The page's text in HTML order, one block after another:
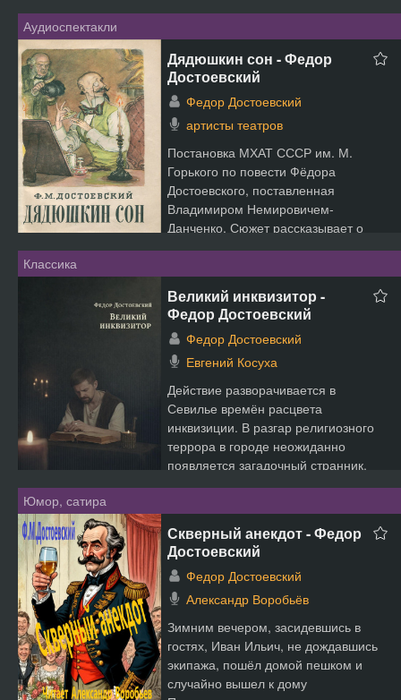
Аудиоспектакли
Дядюшкин сон - Федор
Достоевский
Федор Достоевский
артисты театров
Постановка МХАТ СССР им. М.
Горького по повести Фёдора
Достоевского, поставленная
Владимиром Немировичем-
Данченко. Сюжет рассказывает о
том, как Марь...
Классика
Великий инквизитор -
Федор Достоевский
Федор Достоевский
Евгений Косуха
Действие разворачивается в
Севилье времён расцвета
инквизиции. В разгар религиозного
террора в городе неожиданно
появляется загадочный странник,
котор...
Юмор, сатира
Скверный анекдот - Федор
Достоевский
Федор Достоевский
Александр Воробьёв
Зимним вечером, засидевшись в
гостях, Иван Ильич, не дождавшись
экипажа, пошёл домой пешком и
случайно вышел к дому